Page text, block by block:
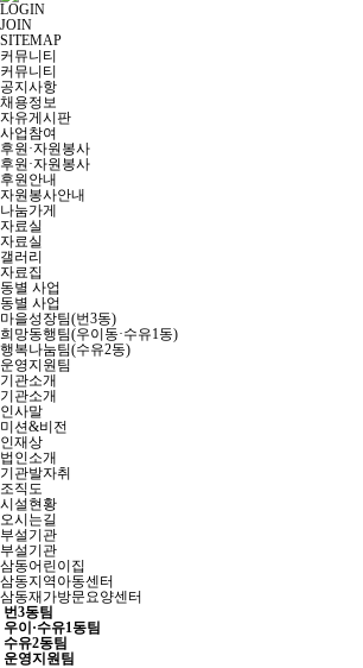
LOGIN
JOIN
SITEMAP
커뮤니티
커뮤니티
공지사항
채용정보
자유게시판
사업참여
후원·자원봉사
후원·자원봉사
후원안내
자원봉사안내
나눔가게
자료실
자료실
갤러리
자료집
동별 사업
동별 사업
마을성장팀(번3동)
희망동행팀(우이동·수유1동)
행복나눔팀(수유2동)
운영지원팀
기관소개
기관소개
인사말
미션&비전
인재상
법인소개
기관발자취
조직도
시설현황
오시는길
부설기관
부설기관
삼동어린이집
삼동지역아동센터
삼동재가방문요양센터
번3동팀
우이·수유1동팀
수유2동팀
운영지원팀